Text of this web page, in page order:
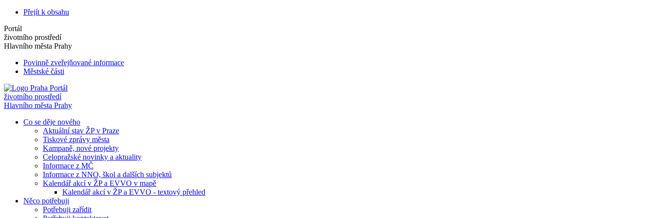
Přejít k obsahu
Portál
životního prostředí
Hlavního města Prahy
Povinně zveřejňované informace
Městské části
Portál
životního prostředí
Hlavního města Prahy
Co se děje nového
Aktuální stav ŽP v Praze
Tiskové zprávy města
Kampaně, nové projekty
Celopražské novinky a aktuality
Informace z MČ
Informace z NNO, škol a dalších subjektů
Kalendář akcí v ŽP a EVVO v mapě
Kalendář akcí v ŽP a EVVO - textový přehled
Něco potřebuji
Potřebuji zařídit